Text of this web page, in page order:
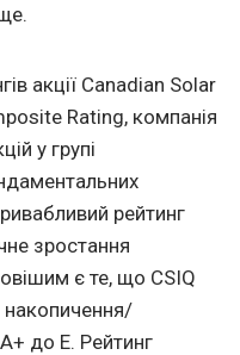
акції Canadian Solar
Rating, компанія
у групі
рейтинг
зростання
є те, що СSIQ
до E. Рейтинг